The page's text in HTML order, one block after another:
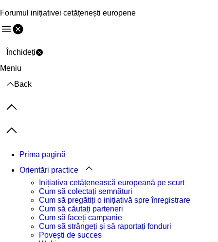
Forumul inițiativei cetățenești europene
Meniu
Închideți
Meniu
Back
Previous items
Next items
Prima pagină
Orientări practice
Inițiativa cetățenească europeană pe scurt
Cum să colectați semnături
Cum să pregătiți o inițiativă spre înregistrare
Cum să căutați parteneri
Cum să faceți campanie
Cum să strângeți și să raportați fonduri
Povești de succes